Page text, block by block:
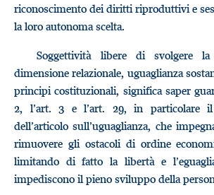
riconoscimento dei diritti riproduttivi e
la loro autonoma scelta.
Soggettività libere di svolgere
dimensione relazionale, uguaglianza
principi costituzionali, significa saper
2, l’art. 3 e l’art. 29, in particolare il
dell’articolo sull’uguaglianza, che
rimuovere gli ostacoli di ordine
limitando di fatto la libertà e
impediscono il pieno sviluppo della